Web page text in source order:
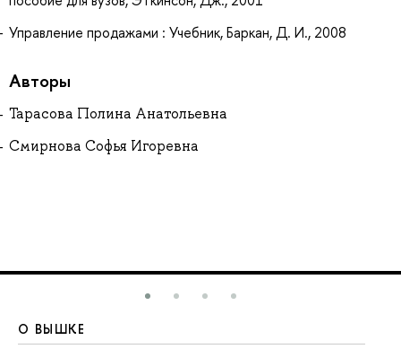
Управление продажами : Учебник, Баркан, Д. И., 2008
Авторы
Тарасова Полина Анатольевна
Смирнова Софья Игоревна
О ВЫШКЕ